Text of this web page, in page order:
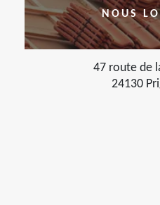
NOUS
47 route de
24130